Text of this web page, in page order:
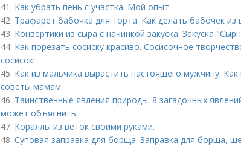
41. Как убрать пень с участка. Мой опыт
42. Трафарет бабочка для торта. Как делать бабочек
43. Конвертики из сыра с начинкой закуска. Закуска
44. Как порезать сосиску красиво. Сосисочное
сосисок!
45. Как из мальчика вырастить настоящего мужчину.
советы мамам
46. Таинственные явления природы. 8 загадочных
может объяснить
47. Кораллы из веток своими руками.
48. Суповая заправка для борща. Заправка для борща,